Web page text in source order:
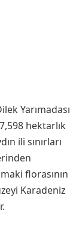
Yarımadası
hektarlık
ili sınırları
florasının
Karadeniz